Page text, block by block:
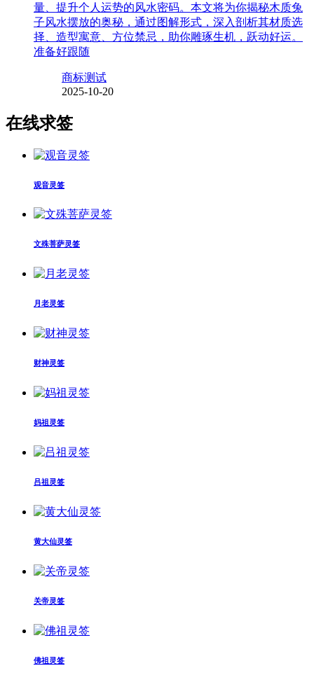
量、提升个人运势的风水密码。本文将为你揭秘木质兔
子风水摆放的奥秘，通过图解形式，深入剖析其材质选
择、造型寓意、方位禁忌，助你雕琢生机，跃动好运。
准备好跟随
商标测试
2025-10-20
在线求签
观音灵签
文殊菩萨灵签
月老灵签
财神灵签
妈祖灵签
吕祖灵签
黄大仙灵签
关帝灵签
佛祖灵签